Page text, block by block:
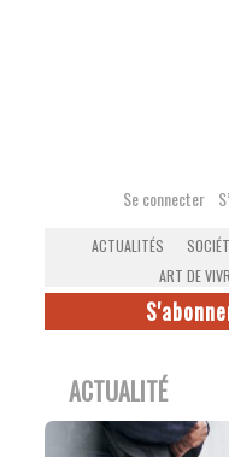
Se connecter
ACTUALITÉS
ART DE
ACTUALITÉ